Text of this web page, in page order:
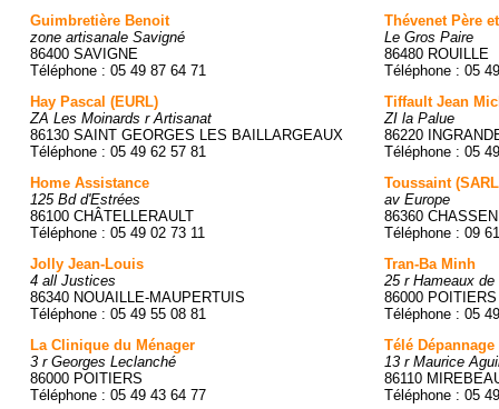
Guimbretière Benoit
zone artisanale Savigné
86400 SAVIGNE
Téléphone : 05 49 87 64 71
Hay Pascal (EURL)
ZA Les Moinards r Artisanat
86130 SAINT GEORGES LES BAILLARGEAUX
Téléphone : 05 49 62 57 81
Home Assistance
125 Bd d'Estrées
86100 CHÂTELLERAULT
Téléphone : 05 49 02 73 11
Jolly Jean-Louis
4 all Justices
86340 NOUAILLE-MAUPERTUIS
Téléphone : 05 49 55 08 81
La Clinique du Ménager
3 r Georges Leclanché
86000 POITIERS
Téléphone : 05 49 43 64 77
Thévenet Père
Le Gros Paire
86480 ROUILLE
Téléphone : 05
Tiffault Jean
ZI la Palue
86220
Téléphone : 05
Toussaint
av Europe
86360
Téléphone : 09
Tran-Ba Minh
25 r Hameaux de
86000 POITIERS
Téléphone : 05
Télé Dépannage
13 r Maurice
86110
Téléphone : 05